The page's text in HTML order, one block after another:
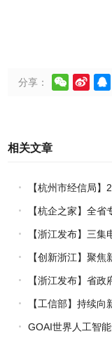
分享：   
相关文章
【杭州市经信局
【杭企之家】全
通
【浙江发布】三
义乌发展》热播上线
【创新浙江】聚焦
PPS纤维的国产突围战
【浙江发布】省
发布会【工信部】持续
信息化发展情况举行
GOAI世界人工智